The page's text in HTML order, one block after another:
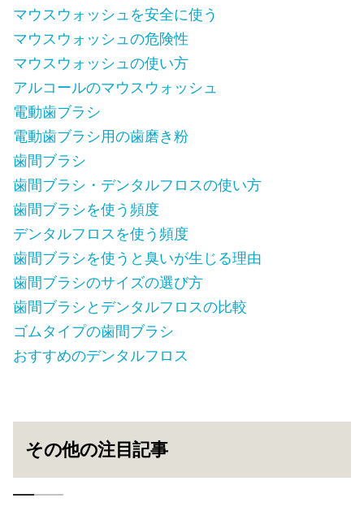
マウスウォッシュを安全に使う
マウスウォッシュの危険性
マウスウォッシュの使い方
アルコールのマウスウォッシュ
電動歯ブラシ
電動歯ブラシ用の歯磨き粉
歯間ブラシ
歯間ブラシ・デンタルフロスの使い方
歯間ブラシを使う頻度
デンタルフロスを使う頻度
歯間ブラシを使うと臭いが生じる理由
歯間ブラシのサイズの選び方
歯間ブラシとデンタルフロスの比較
ゴムタイプの歯間ブラシ
おすすめのデンタルフロス
その他の注目記事